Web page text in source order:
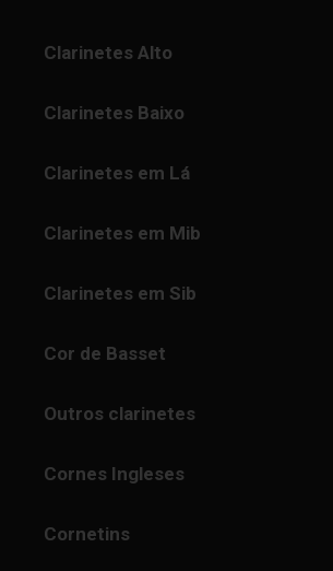
Clarinetes Alto
Clarinetes Baixo
Clarinetes em Lá
Clarinetes em Mib
Clarinetes em Sib
Cor de Basset
Outros clarinetes
Cornes Ingleses
Cornetins